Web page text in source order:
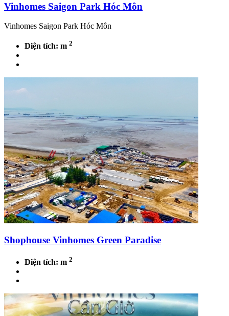
Vinhomes Saigon Park Hóc Môn
Vinhomes Saigon Park Hóc Môn
Diện tích: m 2
Shophouse Vinhomes Green Paradise
Diện tích: m 2